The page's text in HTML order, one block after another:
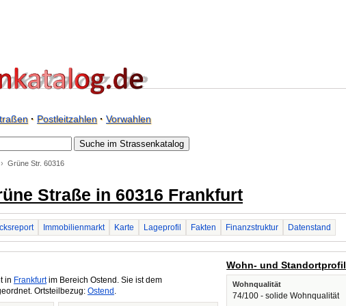
· Postleitzahlen· Vorwahlen
Grüne Str. 60316
Straße in 60316 Frankfurt
Immobilienmarkt Karte Lageprofil Fakten Finanzstruktur Datenstand
in Frankfurtim Bereich Ostend. Sie ist dem
Ortsteilbezug: Ostend .
Wohn- und Standortprofil
Wohnqualität
74/100 - solide Wohnqualität